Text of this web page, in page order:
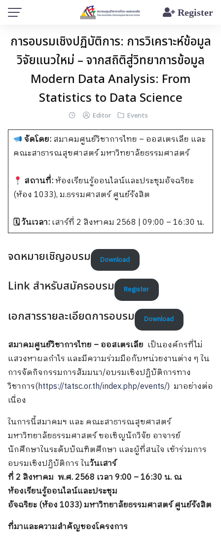
Skip
Register
การอบรมเชิงปฏิบัติการ: การวิเคราะห์ข้อมูล
วิจัยแนวใหม่ – จากสถิติสู่วิทยาการข้อมูล
Modern Data Analysis: From
Statistics to Data Science
Editor Events
จัดโดย:สมาคมศูนย์วิชาการไทย – ออสเตรเลีย และ
คณะสาธารณสุขศาสตร์ มหาวิทยาลัยธรรมศาสตร์
สถานที่:ห้องเรียนรู้ออนไลน์และประชุมอัจฉริยะ
(ห้อง 1033), ม.ธรรมศาสตร์ ศูนย์รังสิต
🗓 วันเวลา:เสาร์ที่ 2 สิงหาคม 2568 | 09:00 – 16:30 น.
จดหมายเชิญอบรม Download
Link สำหรับสมัครอบรม Register
เอกสารรายละเอียดการอบรม Download
สมาคมศูนย์วิชาการไทย – ออสเตรเลีย เป็นองค์กรที่ไม่
แสวงหาผลกำไร และมีความร่วมมือกับหน่วยงานต่าง ๆ ใน
การจัดกิจกรรมการสัมมนา/อบรมเชิงปฏิบัติการทาง
วิชาการ(https://tatsc.or.th/index.php/events/) มาอย่างต่อ
เนื่อง
ในการนี้สมาคมฯ และ คณะสาธารณสุขศาสตร์
มหาวิทยาลัยธรรมศาสตร์ ขอเชิญนักวิจัย อาจารย์
นักศึกษาในระดับบัณฑิตศึกษา และผู้ที่สนใจ เข้าร่วมการ
อบรมเชิงปฏิบัติการ ในวันเสาร์
ที่ 2 สิงหาคม พ.ศ. 2568 เวลา 9:00 – 16:30 น. ณ
ห้องเรียนรู้ออนไลน์และประชุม
อัจฉริยะ (ห้อง 1033) มหาวิทยาลัยธรรมศาสตร์ ศูนย์รังสิต
ที่มาและความสำคัญของโครงการ